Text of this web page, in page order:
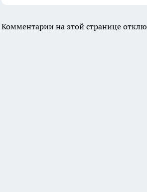
Комментарии на этой странице